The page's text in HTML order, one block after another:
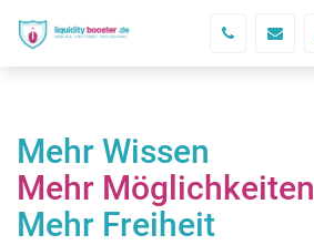
Mehr Wissen
Mehr Möglichkeiten
Mehr Freiheit